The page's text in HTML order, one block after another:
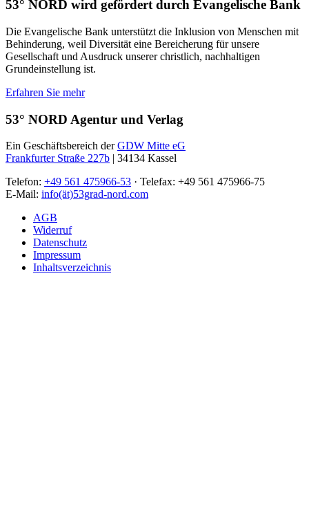
53° NORD wird gefördert durch Evangelische Bank
Die Evangelische Bank unterstützt die Inklusion von Menschen mit
Behinderung, weil Diversität eine Bereicherung für unsere
Gesellschaft und Ausdruck unserer christlich, nachhaltigen
Grundeinstellung ist.
Erfahren Sie mehr
53° NORD Agentur und Verlag
Ein Geschäftsbereich derGDW Mitte eG
Frankfurter Straße 227b | 34134 Kassel
Telefon: +49 561 475966-53 · Telefax: +49 561 475966-75
E-Mail: info(ät)53grad-nord.com
AGB
Widerruf
Datenschutz
Impressum
Inhaltsverzeichnis